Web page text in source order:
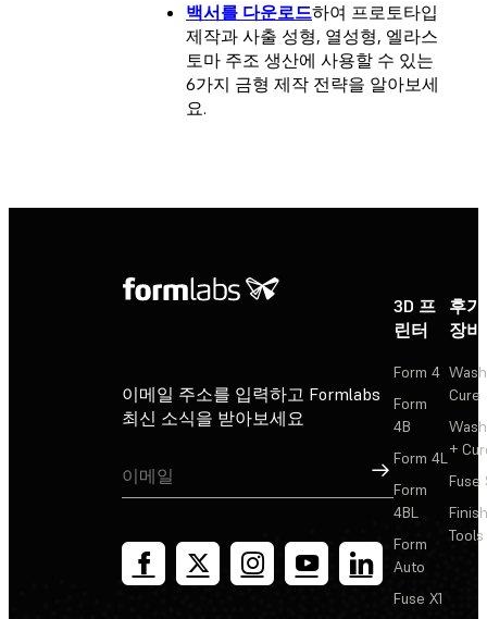
백서를 다운로드하여 프로토타입
제작과 사출 성형, 열성형, 엘라스
토마 주조 생산에 사용할 수 있는
6가지 금형 제작 전략을 알아보세
요.
이메일 주소를 입력하고 Formlabs
최신 소식을 받아보세요
가입
3D 프
린터
Form 4
Form
4B
Form 4L
Form
4BL
Form
Auto
Fuse X1
후
장비
Cure
+
Fuse
Tools